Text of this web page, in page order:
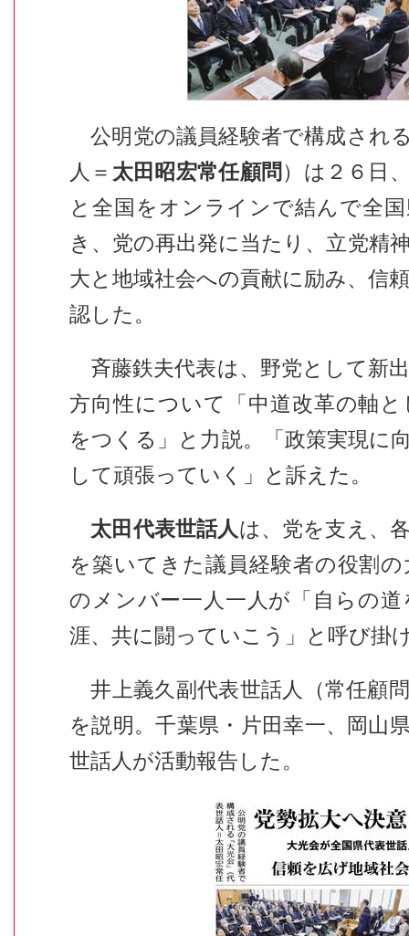
公明党の議員経験者で構成され
人＝ 太田昭宏常任顧問 ）は２６日
と全国をオンラインで結んで全
き、党の再出発に当たり、立党精
大と地域社会への貢献に励み、信
認した。
斉藤鉄夫代表は、野党として新
方向性について「中道改革の軸
をつくる」と力説。「政策実現に
して頑張っていく」と訴えた。
太田代表世話人は、党を支え、
を築いてきた議員経験者の役割
のメンバー一人一人が「自らの
涯、共に闘っていこう」と呼び掛
井上義久副代表世話人（常任顧
を説明。千葉県・片田幸一、岡山
世話人が活動報告した。